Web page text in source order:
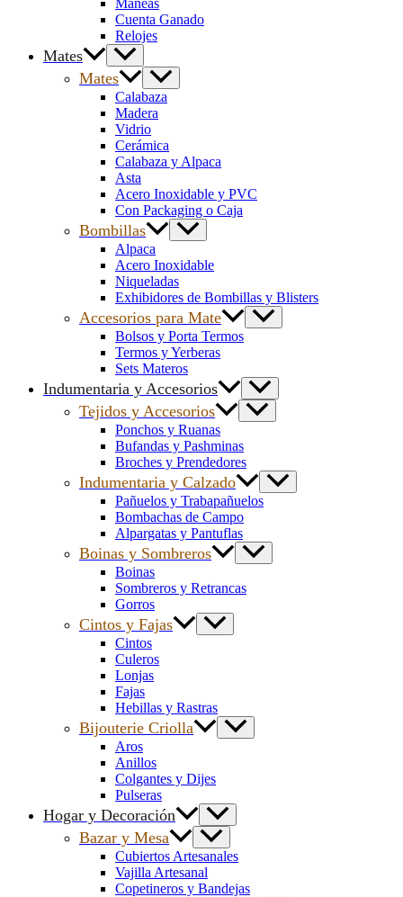
Cuenta Ganado
Relojes
Mates
Mates
Calabaza
Madera
Vidrio
Cerámica
Calabaza y Alpaca
Asta
Acero Inoxidable y PVC
Con Packaging o Caja
Bombillas
Alpaca
Acero Inoxidable
Niqueladas
Exhibidores de Bombillas y Blisters
Accesorios para Mate
Bolsos y Porta Termos
Termos y Yerberas
Sets Materos
Indumentaria y Accesorios
Tejidos y Accesorios
Ponchos y Ruanas
Bufandas y Pashminas
Broches y Prendedores
Indumentaria y Calzado
Pañuelos y Trabapañuelos
Bombachas de Campo
Alpargatas y Pantuflas
Boinas y Sombreros
Boinas
Sombreros y Retrancas
Gorros
Cintos y Fajas
Cintos
Culeros
Lonjas
Fajas
Hebillas y Rastras
Bijouterie Criolla
Aros
Anillos
Colgantes y Dijes
Pulseras
Hogar y Decoración
Bazar y Mesa
Cubiertos Artesanales
Vajilla Artesanal
Copetineros y Bandejas